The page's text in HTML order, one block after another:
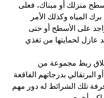
منزلك أو مبناك، فعلى
المياه وكذلك الأمر
على الأسطح أو حتى
عازل لحمايتها من تغذي
ربط مجموعة من
البرتقالي بدرجاتهم الفاقعة
تلك الشرائط له دور مهم